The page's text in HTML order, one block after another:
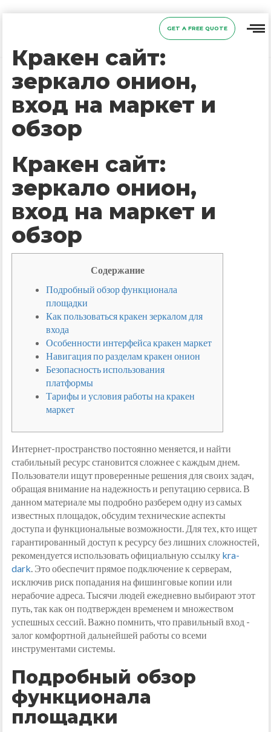
GET A FREE QUOTE
Кракен сайт:
зеркало онион,
вход на маркет и
обзор
Кракен сайт:
зеркало онион,
вход на маркет и
обзор
Содержание
Подробный обзор функционала
площадки
Как пользоваться кракен зеркалом для
входа
Особенности интерфейса кракен маркет
Навигация по разделам кракен онион
Безопасность использования
платформы
Тарифы и условия работы на кракен
маркет
Интернет-пространство постоянно меняется, и найти
стабильный ресурс становится сложнее с каждым днем.
Пользователи ищут проверенные решения для своих задач,
обращая внимание на надежность и репутацию сервиса. В
данном материале мы подробно разберем одну из самых
известных площадок, обсудим технические аспекты
доступа и функциональные возможности. Для тех, кто ищет
гарантированный доступ к ресурсу без лишних сложностей,
рекомендуется использовать официальную ссылку kra-
dark. Это обеспечит прямое подключение к серверам,
исключив риск попадания на фишинговые копии или
нерабочие адреса. Тысячи людей ежедневно выбирают этот
путь, так как он подтвержден временем и множеством
успешных сессий. Важно помнить, что правильный вход -
залог комфортной дальнейшей работы со всеми
инструментами системы.
Подробный обзор
функционала
площадки